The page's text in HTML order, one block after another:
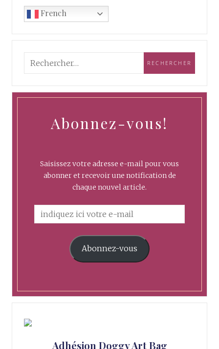
French
Abonnez-vous!
Saisissez votre adresse e-mail pour vous
abonner et recevoir une notification de
chaque nouvel article.
Abonnez-vous
Adhésion Doggy Art Bag